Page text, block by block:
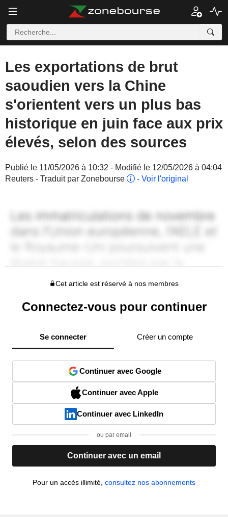
Les exportations de brut
saoudien vers la Chine
s'orientent vers un plus bas
historique en juin face aux prix
élevés, selon des sources
Publié le 11/05/2026 à 10:32 - Modifié le 12/05/2026 à 04:04
Reuters - Traduit par Zonebourse
- Voir l'original
Cet article est réservé à nos membres
Connectez-vous pour continuer
Se connecter Créer un compte
Continuer avec Google
Continuer avec Apple
Continuer avec LinkedIn
ou par email
Continuer avec un email
Pour un accès illimité, consultez nos abonnements